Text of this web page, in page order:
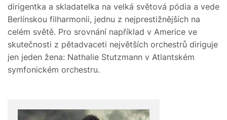
dirigentka a skladatelka na velká světová pódia a vede
Berlínskou filharmonii, jednu z nejprestižnějších na
celém světě. Pro srovnání například v Americe ve
skutečnosti z pětadvaceti největších orchestrů diriguje
jen jeden žena: Nathalie Stutzmann v Atlantském
symfonickém orchestru.